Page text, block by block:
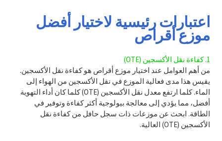
اعتبارات رئيسية لاختيار أفضل
موزع أقراص
1. كفاءة نقل الأكسجين (OTE)
من أهم العوامل عند اختيار موزع أقراص هو كفاءة نقل الأكسجين.
يقيس هذا مدى فعالية الموزع في نقل الأكسجين من الهواء إلى
الماء. كلما ارتفع معدل نقل الأكسجين (OTE) كلما كان أداء التهوية
أفضل، مما يؤدي إلى معالجة بيولوجية أكثر كفاءة وتوفير في
الطاقة. ابحث عن موزعات ذات سجل حافل من كفاءة نقل
الأكسجين (OTE) العالية.